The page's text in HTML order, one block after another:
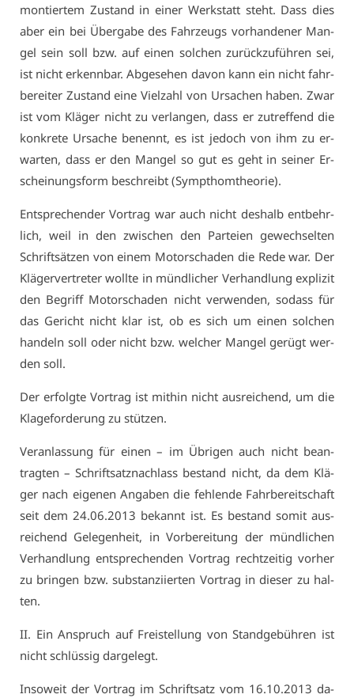
mon­tier­tem Zu­stand in ei­ner Werk­statt steht. Dass dies
aber ein bei Über­ga­be des Fahr­zeugs vor­han­de­ner Man­
gel sein soll bzw. auf ei­nen sol­chen zu­rück­zu­füh­ren sei,
ist nicht er­kenn­bar. Ab­ge­se­hen da­von kann ein nicht fahr­
be­rei­ter Zu­stand ei­ne Viel­zahl von Ur­sa­chen ha­ben. Zwar
ist vom Klä­ger nicht zu ver­lan­gen, dass er zu­tref­fend die
kon­kre­te Ur­sa­che be­nennt, es ist je­doch von ihm zu er­
war­ten, dass er den Man­gel so gut es geht in sei­ner Er­
schei­nungs­form be­schreibt (Sym­pthom­theo­rie).
Ent­spre­chen­der Vor­trag war auch nicht des­halb ent­behr­
lich, weil in den zwi­schen den Par­tei­en ge­wech­sel­ten
Schrift­sät­zen von ei­nem Mo­tor­scha­den die Re­de war. Der
Klä­ger­ver­tre­ter woll­te in münd­li­cher Ver­hand­lung ex­pli­zit
den Be­griff Mo­tor­scha­den nicht ver­wen­den, so­dass für
das Ge­richt nicht klar ist, ob es sich um ei­nen sol­chen
han­deln soll oder nicht bzw. wel­cher Man­gel ge­rügt wer­
den soll.
Der er­folg­te Vor­trag ist mit­hin nicht aus­rei­chend, um die
Kla­ge­for­de­rung zu stüt­zen.
Ver­an­las­sung für ei­nen – im Üb­ri­gen auch nicht be­an­
trag­ten – Schrift­satz­nach­lass be­stand nicht, da dem Klä­
ger nach ei­ge­nen An­ga­ben die feh­len­de Fahr­be­reit­schaft
seit dem 24.06.2013 be­kannt ist. Es be­stand so­mit aus­
rei­chend Ge­le­gen­heit, in Vor­be­rei­tung der münd­li­chen
Ver­hand­lung ent­spre­chen­den Vor­trag recht­zei­tig vor­her
zu brin­gen bzw. sub­stan­zi­ier­ten Vor­trag in die­ser zu hal­
ten.
II. Ein An­spruch auf Frei­stel­lung von Stand­ge­büh­ren ist
nicht schlüs­sig dar­ge­legt.
In­so­weit der Vor­trag im Schrift­satz vom 16.10.2013 da­